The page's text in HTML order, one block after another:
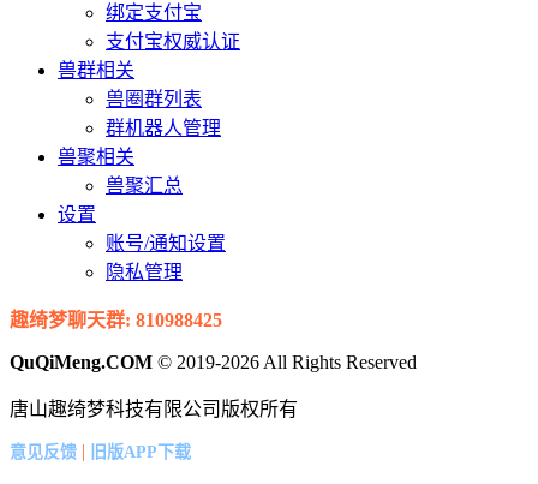
绑定支付宝
支付宝权威认证
兽群相关
兽圈群列表
群机器人管理
兽聚相关
兽聚汇总
设置
账号/通知设置
隐私管理
趣绮梦聊天群: 810988425
QuQiMeng.COM © 2019-2026 All Rights Reserved
唐山趣绮梦科技有限公司版权所有
意见反馈 | 旧版APP下载